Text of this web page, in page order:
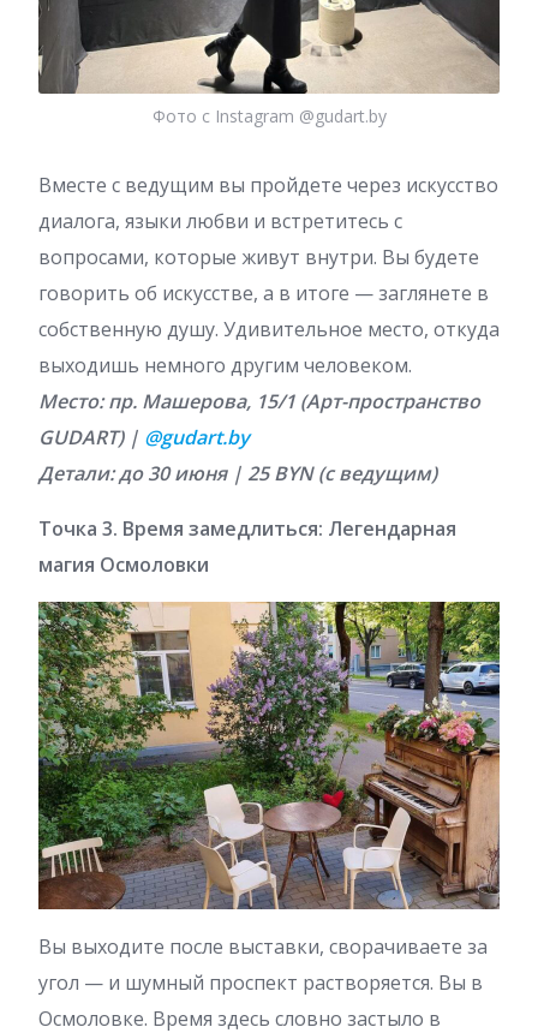
Фото с Instagram @gudart.by
Вместе с ведущим вы пройдете через искусство
диалога, языки любви и встретитесь с
вопросами, которые живут внутри. Вы будете
говорить об искусстве, а в итоге — заглянете в
собственную душу. Удивительное место, откуда
выходишь немного другим человеком.
Место: пр. Машерова, 15/1 (Арт-пространство
GUDART) | @gudart.by
Детали: до 30 июня | 25 BYN (с ведущим)
Точка 3. Время замедлиться: Легендарная
магия Осмоловки
Вы выходите после выставки, сворачиваете за
угол — и шумный проспект растворяется. Вы в
Осмоловке. Время здесь словно застыло в